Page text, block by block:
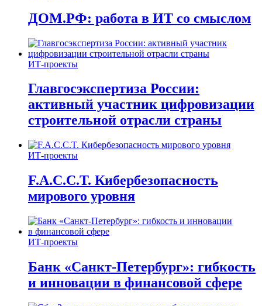
ДОМ.РФ: работа в ИТ со смыслом
ИТ-проекты
Главгосэкспертиза России:
активный участник цифровизации
строительной отрасли страны
ИТ-проекты
F.A.C.C.T. Кибербезопасность
мирового уровня
ИТ-проекты
Банк «Санкт-Петербург»: гибкость
и инновации в финансовой сфере